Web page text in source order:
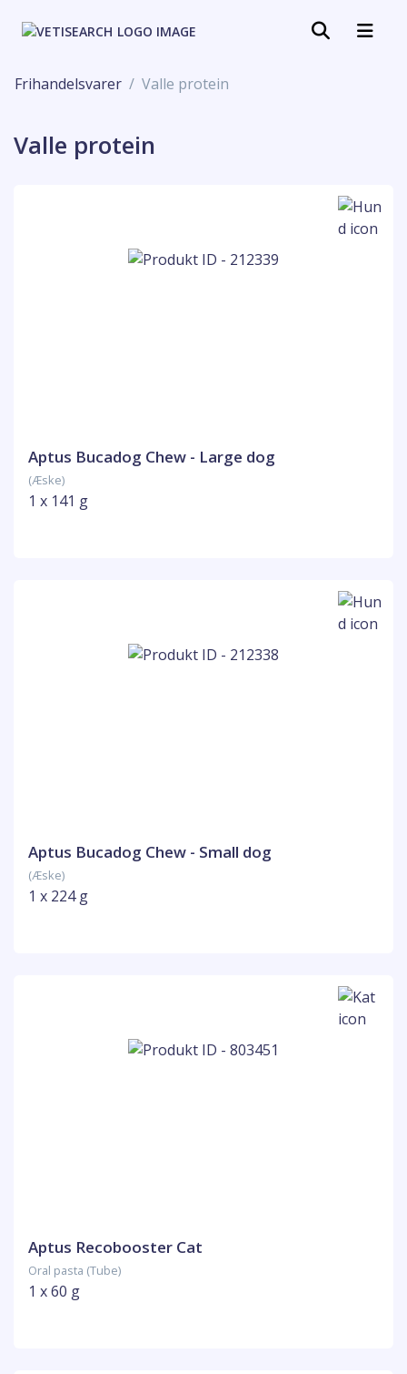
Frihandelsvarer Valle protein
Valle protein
Aptus Bucadog Chew - Large dog
(Æske)
1 x 141 g
Aptus Bucadog Chew - Small dog
(Æske)
1 x 224 g
Aptus Recobooster Cat
Oral pasta (Tube)
1 x 60 g